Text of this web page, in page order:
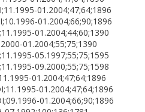
01.2004;47;64;1896
01.2004;66;90;1896
01.2004;44;60;1390
01.2004;55;75;1390
05.1997;55;75;1595
09.2000;55;75;1598
01.2004;47;64;1896
01.2004;47;64;1896
01.2004;66;90;1896